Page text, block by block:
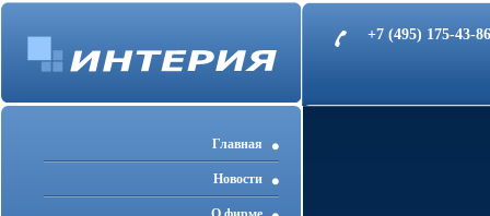
+7 (495) 175-43-
Главная
Новости